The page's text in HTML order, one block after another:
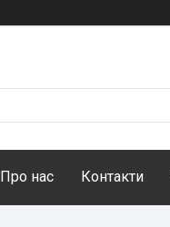
Про нас Контакти